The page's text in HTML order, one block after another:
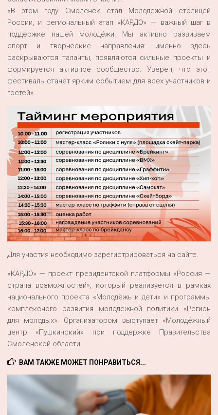
«В этом году Смоленск стал Молодёжной столицей
России, и региональный этап «КАРДО» — важный шаг в
поддержке нашей молодёжи. Мы активно развиваем
спорт и творческие направления: именно здесь
раскрываются таланты, появляются сильные проекты и
формируется активное сообщество. Уверен, что этот
фестиваль станет ярким событием для всех участников и
гостей».
Для участия необходимо зарегистрироваться на сайте.
«КАРДО» — проект президентской платформы «Россия —
страна возможностей», который реализуется в рамках
национального проекта «Молодёжь и дети» и программы
комплексного развития молодёжной политики «Регион
для молодых». Организатором выступает «Молодёжный
центр «Пушкинский» при поддержке Правительства
Смоленской области.
ВАМ ТАКЖЕ МОЖЕТ ПОНРАВИТЬСЯ...